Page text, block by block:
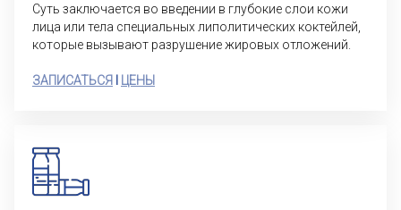
Суть заключается во введении в глубокие слои кожи
лица или тела специальных липолитических коктейлей,
которые вызывают разрушение жировых отложений.
ЗАПИСАТЬСЯ ЦЕНЫ